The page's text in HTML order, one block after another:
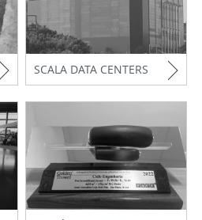
SCALA DATA CENTERS